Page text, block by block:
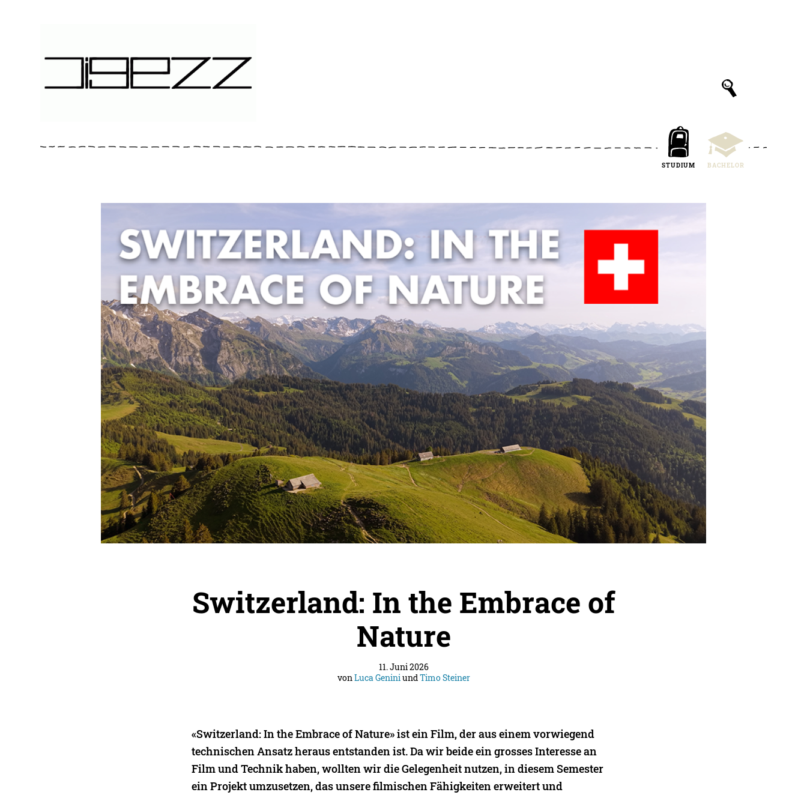
STUDIUM BACHELOR
Switzerland: In the Embrace of
Nature
11. Juni 2026
vonLuca GeniniundTimo Steiner
«Switzerland: In the Embrace of Nature» ist ein Film, der aus einem vorwiegend
technischen Ansatz heraus entstanden ist. Da wir beide ein grosses Interesse an
Film und Technik haben, wollten wir die Gelegenheit nutzen, in diesem Semester
ein Projekt umzusetzen, das unsere filmischen Fähigkeiten erweitert und